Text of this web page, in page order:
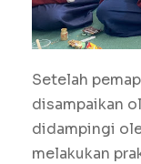
Setelah
disampaikan
didampingi
melakukan